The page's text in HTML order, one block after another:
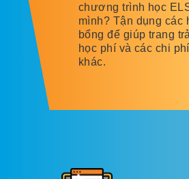
chương trình học
mình? Tận dụng các
bổng để giúp trang
học phí và các chi phí
khác.